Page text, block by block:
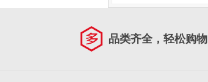
品类齐全，轻松购物